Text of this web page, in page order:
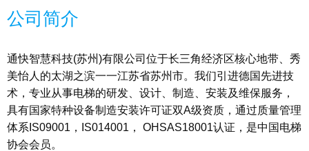
公司简介
通快智慧科技(苏州)有限公司位于长三角经济区核心地带、秀
美怡人的太湖之滨一一江苏省苏州市。我们引进德国先进技
术，专业从事电梯的研发、设计、制造、安装及维保服务，
具有国家特种设备制造安装许可证双A级资质，通过质量管理
体系IS09001，IS014001， OHSAS18001认证，是中国电梯
协会会员。